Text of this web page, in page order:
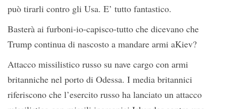
può tirarli contro gli Usa. E’ tutto fantastico.
Basterà ai furboni-io-capisco-tutto che dicevano che
Trump continua di nascosto a mandare armi aKiev?
Attacco missilistico russo su nave cargo con armi
britanniche nel porto di Odessa. I media britannici
riferiscono che l’esercito russo ha lanciato un attacco